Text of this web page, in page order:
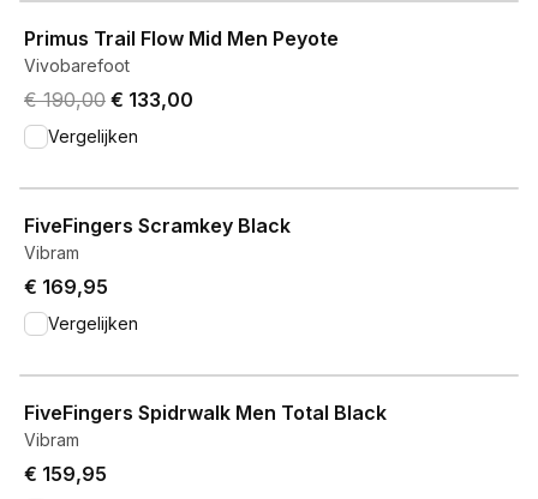
Primus Trail Flow Mid Men Peyote
Vivobarefoot
Original price was € 190,00.
€ 190,00 Current price is € 133,00.
€ 133,00
Vergelijken
FiveFingers Scramkey Black
Vibram
€ 169,95
Vergelijken
FiveFingers Spidrwalk Men Total Black
Vibram
€ 159,95